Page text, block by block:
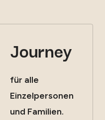
Journey
für alle
Einzelpersonen
und Familien.